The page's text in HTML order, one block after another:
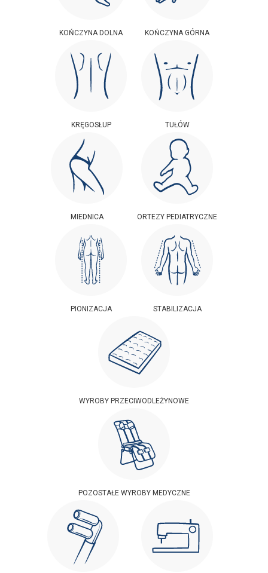
KOŃCZYNA DOLNA KOŃCZYNA GÓRNA
KRĘGOSŁUP TUŁÓW
MIEDNICA ORTEZY PEDIATRYCZNE
PIONIZACJA STABILIZACJA
WYROBY PRZECIWODLEŻYNOWE
POZOSTAŁE WYROBY MEDYCZNE